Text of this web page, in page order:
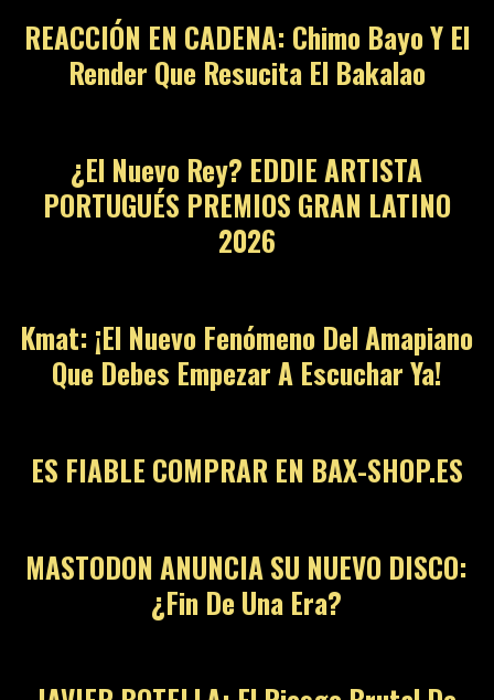
REACCIÓN EN CADENA: Chimo Bayo Y El
Render Que Resucita El Bakalao
¿El Nuevo Rey? EDDIE ARTISTA
PORTUGUÉS PREMIOS GRAN LATINO
2026
Kmat: ¡El Nuevo Fenómeno Del Amapiano
Que Debes Empezar A Escuchar Ya!
ES FIABLE COMPRAR EN BAX-SHOP.ES
MASTODON ANUNCIA SU NUEVO DISCO:
¿Fin De Una Era?